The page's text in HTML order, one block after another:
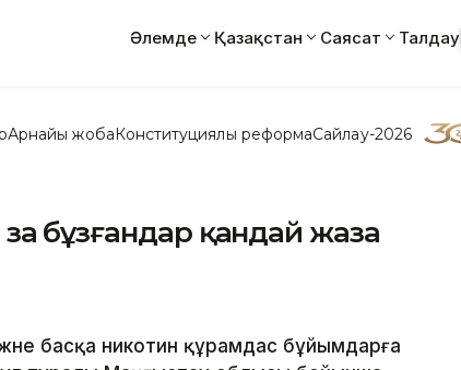
Әлемде Қазақстан Саясат Талдау
Арнайы жобаКонституциялық реформаСайлау-2026
бұзғандар қандай жаза
басқа никотин құрамдас бұйымдарға